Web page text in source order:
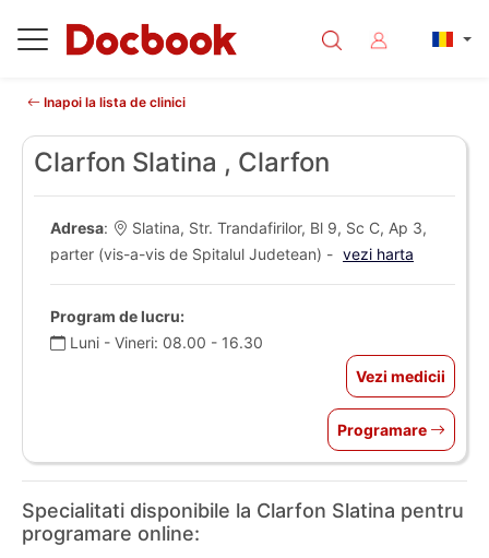
Inapoi la lista de clinici
Clarfon Slatina , Clarfon
Adresa:
Slatina, Str. Trandafirilor, Bl 9, Sc C, Ap 3,
parter (vis-a-vis de Spitalul Judetean) - vezi harta
Program de lucru:
Luni - Vineri: 08.00 - 16.30
Vezi medicii
Programare
Specialitati disponibile la Clarfon Slatina pentru
programare online: